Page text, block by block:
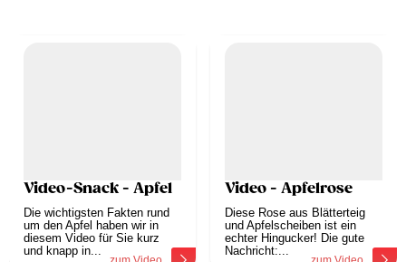
Video-Snack - Apfel
Die wichtigsten Fakten rund
um den Apfel haben wir in
diesem Video für Sie kurz
und knapp in...
Video - Apfelrose
Diese Rose aus Blätterteig
und Apfelscheiben ist ein
echter Hingucker! Die gute
Nachricht:...